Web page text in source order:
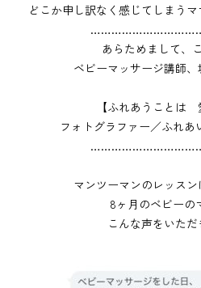
どこか申し訳なく感じてしまうマ
あらためまして、
ベビーマッサージ講師、
【ふれあうことは
フォトグラファー／ふれあ
マンツーマンのレッス
8ヶ月のベビーの
こんな声をいただ